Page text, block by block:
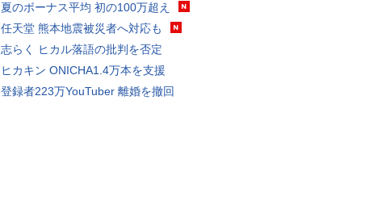
夏のボーナス平均 初の100万超え
任天堂 熊本地震被災者へ対応も
志らく ヒカル落語の批判を否定
ヒカキン ONICHA1.4万本を支援
登録者223万YouTuber 離婚を撤回